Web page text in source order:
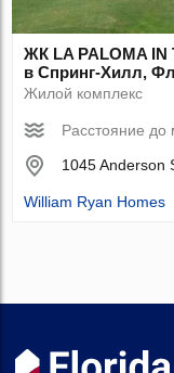
ЖК LA PALOMA IN
в Спринг-Хилл,
Жилой комплекс
Расстояние
1045 Anderson
William Ryan Homes